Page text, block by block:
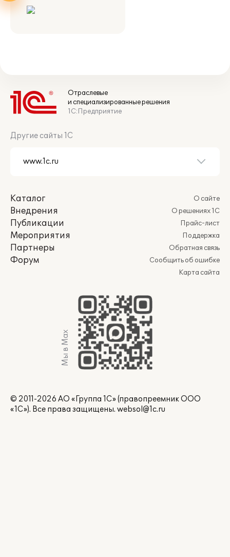
Отраслевые
и специализированные решения
1С:Предприятие
Другие сайты 1С
Каталог
Внедрения
Публикации
Мероприятия
Партнеры
Форум
О сайте
О решениях 1С
Прайс-лист
Поддержка
Обратная связь
Сообщить об ошибке
Карта сайта
Мы в Max
© 2011-2026 АО «Группа 1С» (правопреемник ООО
«1С»). Все права защищены. websol@1c.ru